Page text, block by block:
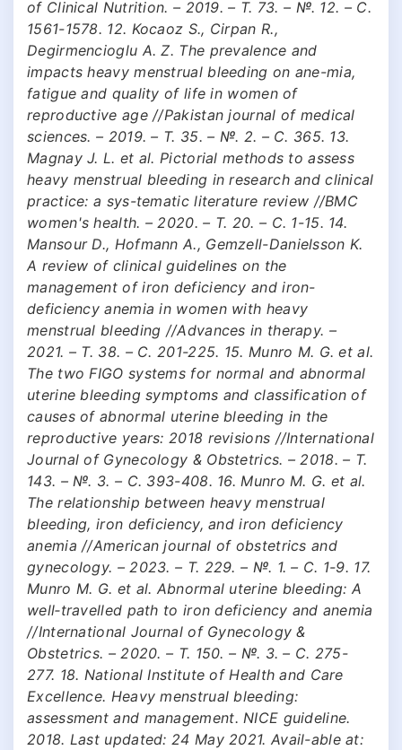
of Clinical Nutrition. – 2019. – Т. 73. – №. 12. – С.
1561-1578. 12. Kocaoz S., Cirpan R.,
Degirmencioglu A. Z. The prevalence and
impacts heavy menstrual bleeding on ane-mia,
fatigue and quality of life in women of
reproductive age //Pakistan journal of medical
sciences. – 2019. – Т. 35. – №. 2. – С. 365. 13.
Magnay J. L. et al. Pictorial methods to assess
heavy menstrual bleeding in research and clinical
practice: a sys-tematic literature review //BMC
women's health. – 2020. – Т. 20. – С. 1-15. 14.
Mansour D., Hofmann A., Gemzell-Danielsson K.
A review of clinical guidelines on the
management of iron deficiency and iron-
deficiency anemia in women with heavy
menstrual bleeding //Advances in therapy. –
2021. – Т. 38. – С. 201-225. 15. Munro M. G. et al.
The two FIGO systems for normal and abnormal
uterine bleeding symptoms and classification of
causes of abnormal uterine bleeding in the
reproductive years: 2018 revisions //International
Journal of Gynecology & Obstetrics. – 2018. – Т.
143. – №. 3. – С. 393-408. 16. Munro M. G. et al.
The relationship between heavy menstrual
bleeding, iron deficiency, and iron deficiency
anemia //American journal of obstetrics and
gynecology. – 2023. – Т. 229. – №. 1. – С. 1-9. 17.
Munro M. G. et al. Abnormal uterine bleeding: A
well‐travelled path to iron deficiency and anemia
//International Journal of Gynecology &
Obstetrics. – 2020. – Т. 150. – №. 3. – С. 275-
277. 18. National Institute of Health and Care
Excellence. Heavy menstrual bleeding:
assessment and management. NICE guideline.
2018. Last updated: 24 May 2021. Avail-able at: